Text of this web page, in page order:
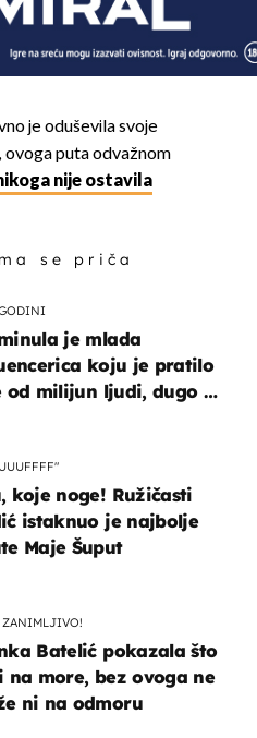
je oduševila svoje
puta odvažnom
nije ostavila
se priča
je mlada
koju je pratilo
od milijun ljudi, dugo se
koje noge! Ružičasti
istaknuo je najbolje
Maje Šuput
ZANIMLJIVO!
Batelić pokazala što
na more, bez ovoga ne
ni na odmoru